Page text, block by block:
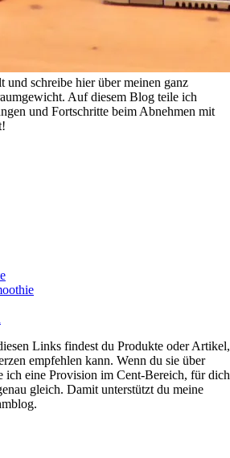
und schreibe hier über meinen ganz
Auf diesem Blog teile ich
und Fortschritte beim Abnehmen mit
Links findest du Produkte oder Artikel,
empfehlen kann. Wenn du sie über
ich eine Provision im Cent-Bereich, für dich
gleich. Damit unterstützt du meine